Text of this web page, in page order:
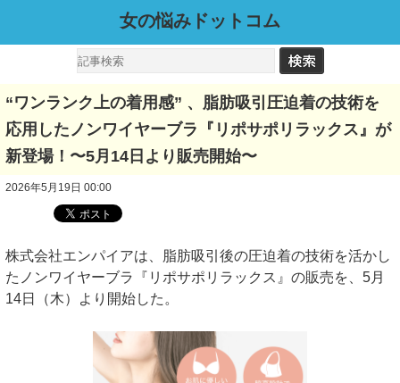
女の悩みドットコム
“ワンランク上の着用感” 、脂肪吸引圧迫着の技術を
応用したノンワイヤーブラ『リポサポリラックス』が
新登場！〜5月14日より販売開始〜
2026年5月19日 00:00
株式会社エンパイアは、脂肪吸引後の圧迫着の技術を活かし
たノンワイヤーブラ『リポサポリラックス』の販売を、5月
14日（木）より開始した。